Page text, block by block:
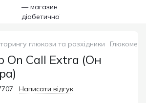
глюкози та розхідники
On Call Extra (Он
Написати відгук